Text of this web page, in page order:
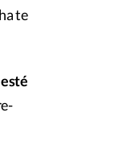
te